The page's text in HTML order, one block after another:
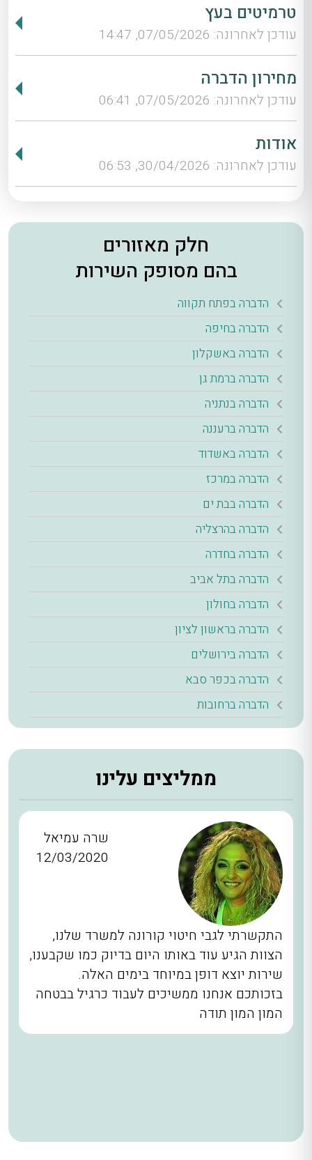
טרמיטים בעץ
עודכן לאחרונה: 07/05/2026, 14:47
מחירון הדברה
עודכן לאחרונה: 07/05/2026, 06:41
אודות
עודכן לאחרונה: 30/04/2026, 06:53
חלק מאזורים
בהם מסופק השירות
הדברה בפתח תקווה
הדברה בחיפה
הדברה באשקלון
הדברה ברמת גן
הדברה בנתניה
הדברה ברעננה
הדברה באשדוד
הדברה במרכז
הדברה בבת ים
הדברה בהרצליה
הדברה בחדרה
הדברה בתל אביב
הדברה בחולון
הדברה בראשון לציון
הדברה בירושלים
הדברה בכפר סבא
הדברה ברחובות
ממליצים עלינו
שרה עמיאל
12/03/2020
התקשרתי לגבי חיטוי קורונה למשרד שלנו,
הצוות הגיע עוד באותו היום בדיוק כמו שקבענו,
שירות יוצא דופן במיוחד בימים האלה.
בזכותכם אנחנו ממשיכים לעבוד כרגיל בבטחה
המון המון תודה